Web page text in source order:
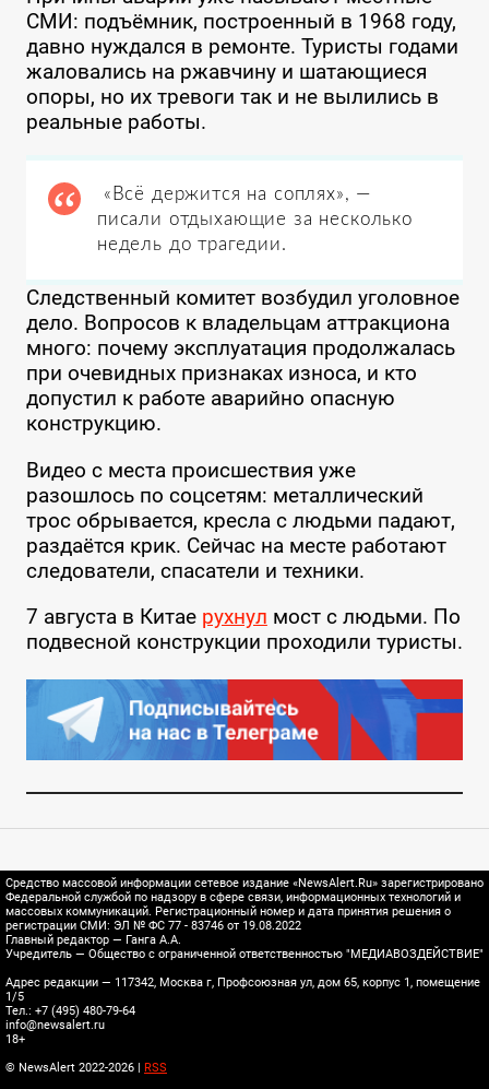
СМИ: подъёмник, построенный в 1968 году,
давно нуждался в ремонте. Туристы годами
жаловались на ржавчину и шатающиеся
опоры, но их тревоги так и не вылились в
реальные работы.
«Всё держится на соплях», —
писали отдыхающие за несколько
недель до трагедии.
Следственный комитет возбудил уголовное
дело. Вопросов к владельцам аттракциона
много: почему эксплуатация продолжалась
при очевидных признаках износа, и кто
допустил к работе аварийно опасную
конструкцию.
Видео с места происшествия уже
разошлось по соцсетям: металлический
трос обрывается, кресла с людьми падают,
раздаётся крик. Сейчас на месте работают
следователи, спасатели и техники.
7 августа в Китае рухнул мост с людьми. По
подвесной конструкции проходили туристы.
Средство массовой информации сетевое издание «NewsAlert.Ru» зарегистрировано
Федеральной службой по надзору в сфере связи, информационных технологий и
массовых коммуникаций. Регистрационный номер и дата принятия решения о
регистрации СМИ: ЭЛ № ФС 77 - 83746 от 19.08.2022
Главный редактор — Ганга А.А.
Учредитель — Общество с ограниченной ответственностью "МЕДИАВОЗДЕЙСТВИЕ"
Адрес редакции — 117342, Москва г, Профсоюзная ул, дом 65, корпус 1, помещение
1/5
Тел.: +7 (495) 480-79-64
info@newsalert.ru
18+
© NewsAlert 2022-2026 |
RSS